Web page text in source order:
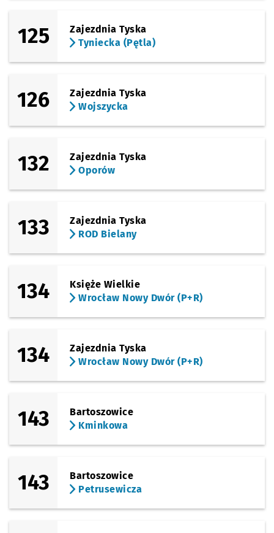
125
Zajezdnia Tyska
Tyniecka (Pętla)
126
Zajezdnia Tyska
Wojszycka
132
Zajezdnia Tyska
Oporów
133
Zajezdnia Tyska
ROD Bielany
134
Księże Wielkie
Wrocław Nowy Dwór (P+R)
134
Zajezdnia Tyska
Wrocław Nowy Dwór (P+R)
143
Bartoszowice
Kminkowa
143
Bartoszowice
Petrusewicza